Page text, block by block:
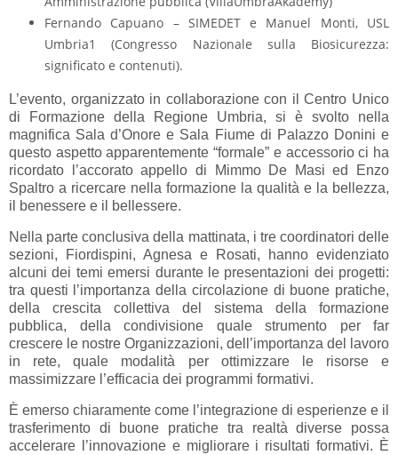
Fernando Capuano – SIMEDET e Manuel Monti, USL
Umbria1 (Congresso Nazionale sulla Biosicurezza:
significato e contenuti).
L’evento, organizzato in collaborazione con il Centro Unico
di Formazione della Regione Umbria, si è svolto nella
magnifica Sala d’Onore e Sala Fiume di Palazzo Donini e
questo aspetto apparentemente “formale” e accessorio ci ha
ricordato l’accorato appello di Mimmo De Masi ed Enzo
Spaltro a ricercare nella formazione la qualità e la bellezza,
il benessere e il bellessere.
Nella parte conclusiva della mattinata, i tre coordinatori delle
sezioni, Fiordispini, Agnesa e Rosati, hanno evidenziato
alcuni dei temi emersi durante le presentazioni dei progetti:
tra questi l’importanza della circolazione di buone pratiche,
della crescita collettiva del sistema della formazione
pubblica, della condivisione quale strumento per far
crescere le nostre Organizzazioni, dell’importanza del lavoro
in rete, quale modalità per ottimizzare le risorse e
massimizzare l’efficacia dei programmi formativi.
È emerso chiaramente come l’integrazione di esperienze e il
trasferimento di buone pratiche tra realtà diverse possa
accelerare l’innovazione e migliorare i risultati formativi. È